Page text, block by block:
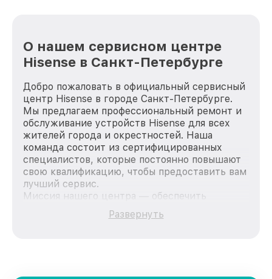
О нашем сервисном центре
Hisense в Санкт-Петербурге
Добро пожаловать в официальный сервисный
центр Hisense в городе Санкт-Петербурге.
Мы предлагаем профессиональный ремонт и
обслуживание устройств Hisense для всех
жителей города и окрестностей. Наша
команда состоит из сертифицированных
специалистов, которые постоянно повышают
свою квалификацию, чтобы предоставить вам
лучший сервис.
Миссия нашего центра — обеспечить
качественный и доступный ремонт для
каждого пользователя продукции Hisense,
Развернуть